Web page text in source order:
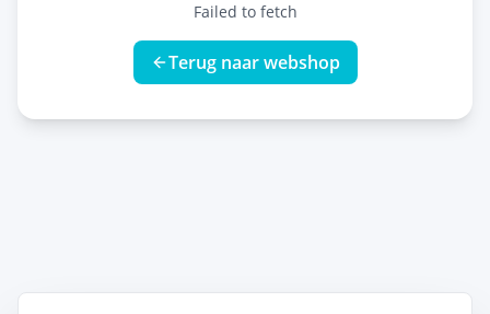
Failed to fetch
Terug naar webshop